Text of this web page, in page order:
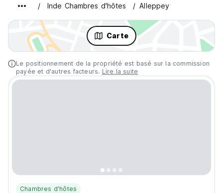
Inde Chambres d'hôtes Alleppey
Carte
Le positionnement de la propriété est basé sur la commission
payée et d'autres facteurs. Lire la suite
Chambres d'hôtes